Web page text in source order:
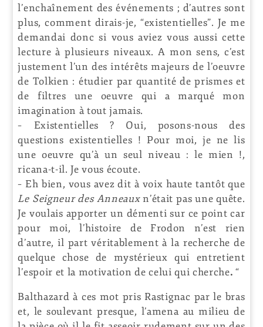
l’enchaînement des événements ; d’autres sont
plus, comment dirais-je, “existentielles”. Je me
demandai donc si vous aviez vous aussi cette
lecture à plusieurs niveaux. A mon sens, c’est
justement l’un des intérêts majeurs de l’oeuvre
de Tolkien : étudier par quantité de prismes et
de filtres une oeuvre qui a marqué mon
imagination à tout jamais.
– Existentielles ? Oui, posons-nous des
questions existentielles ! Pour moi, je ne lis
une oeuvre qu’à un seul niveau : le mien !,
ricana-t-il. Je vous écoute.
– Eh bien, vous avez dit à voix haute tantôt que
Le Seigneur des Anneauxn’était pas une quête.
Je voulais apporter un démenti sur ce point car
pour moi, l’histoire de Frodon n’est rien
d’autre, il part véritablement à la recherche de
quelque chose de mystérieux qui entretient
l’espoir et la motivation de celui qui cherche. “
Balthazard à ces mot pris Rastignac par le bras
et, le soulevant presque, l’amena au milieu de